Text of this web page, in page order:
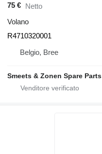
75 € Netto
Volano
R4710320001
Belgio, Bree
Smeets & Zonen Spare Parts